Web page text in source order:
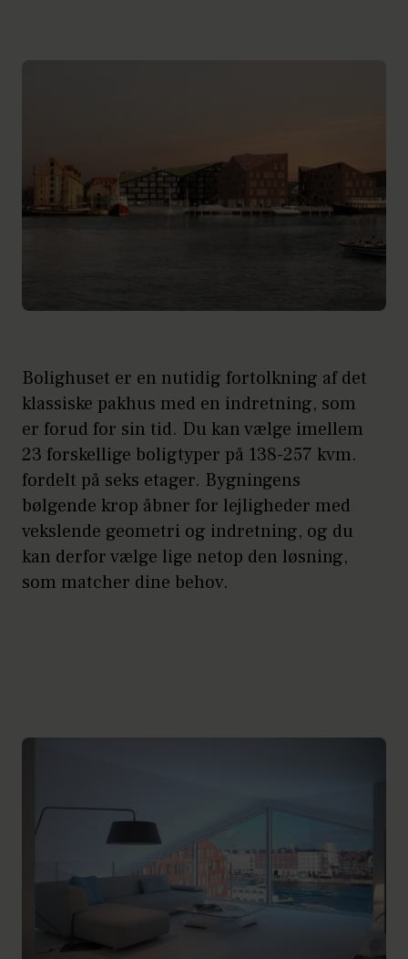
Bolighuset er en nutidig fortolkning af det
klassiske pakhus med en indretning, som
er forud for sin tid. Du kan vælge imellem
23 forskellige boligtyper på 138-257 kvm.
fordelt på seks etager. Bygningens
bølgende krop åbner for lejligheder med
vekslende geometri og indretning, og du
kan derfor vælge lige netop den løsning,
som matcher dine behov.